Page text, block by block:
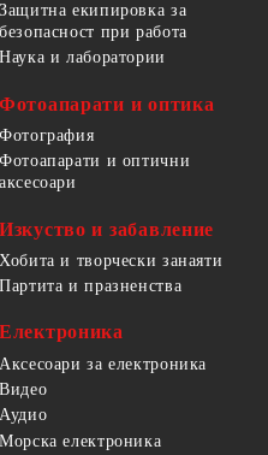
Защитна екипировка за
безопасност при работа
Наука и лаборатории
Фотоапарати и оптика
Фотография
Фотоапарати и оптични
аксесоари
Изкуство и забавление
Хобита и творчески занаяти
Партита и празненства
Електроника
Аксесоари за електроника
Видео
Аудио
Морска електроника